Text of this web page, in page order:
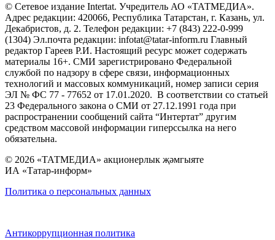
© Сетевое издание Intertat. Учредитель АО «ТАТМЕДИА».
Адрес редакции: 420066, Республика Татарстан, г. Казань, ул.
Декабристов, д. 2. Телефон редакции: +7 (843) 222-0-999
(1304) Эл.почта редакции: infotat@tatar-inform.ru Главный
редактор Гареев Р.И. Настоящий ресурс может содержать
материалы 16+. СМИ зарегистрировано Федеральной
службой по надзору в сфере связи, информационных
технологий и массовых коммуникаций, номер записи серия
ЭЛ № ФС 77 - 77652 от 17.01.2020. В соответствии со статьей
23 Федерального закона о СМИ от 27.12.1991 года при
распространении сообщений сайта “Интертат” другим
средством массовой информации гиперссылка на него
обязательна.
© 2026 «ТАТМЕДИА» акционерлык җәмгыяте
ИА «Татар-информ»
Политика о персональных данных
Антикоррупционная политика